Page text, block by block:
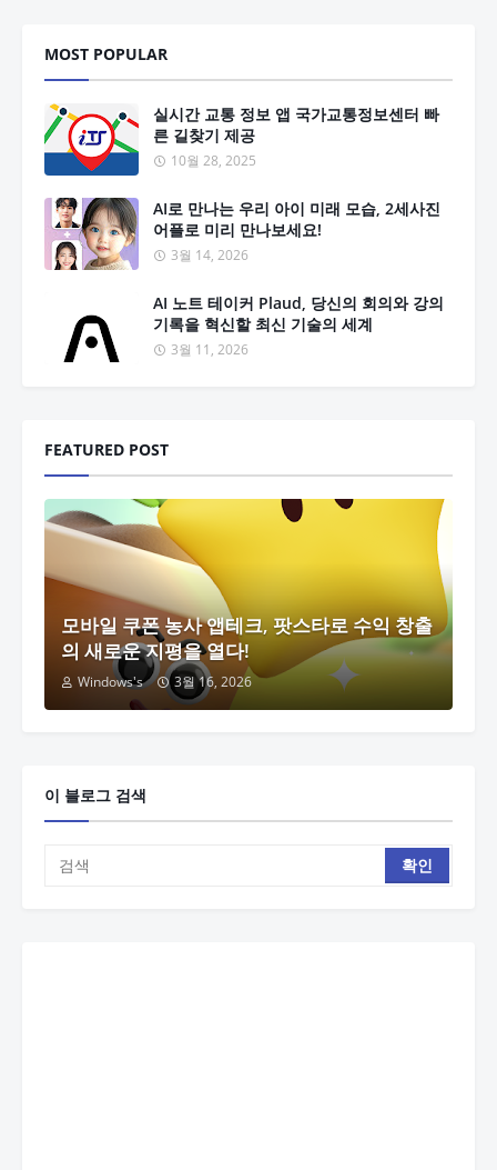
MOST POPULAR
실시간 교통 정보 앱 국가교통정보센터 빠
른 길찾기 제공
10월 28, 2025
AI로 만나는 우리 아이 미래 모습, 2세사진
어플로 미리 만나보세요!
3월 14, 2026
AI 노트 테이커 Plaud, 당신의 회의와 강의
기록을 혁신할 최신 기술의 세계
3월 11, 2026
FEATURED POST
모바일 쿠폰 농사 앱테크, 팟스타로 수익 창출
의 새로운 지평을 열다!
Windows's 3월 16, 2026
이 블로그 검색